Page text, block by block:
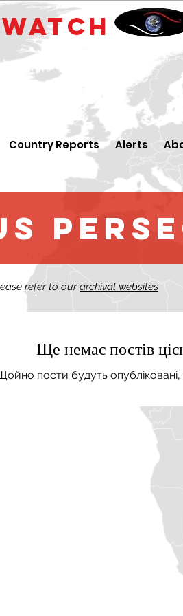
WATCH
Country Reports Alerts
refer to ourarchival websites
Ще немає постів
пости будуть опубліковані,